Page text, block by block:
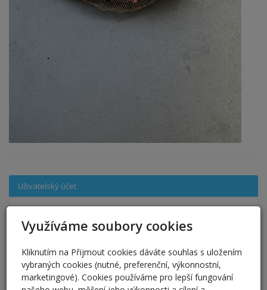
Uživatelský účet
Nová registrace|Zapomenuté heslo?
Přihlásit se
Využíváme soubory cookies
Kliknutím na Přijmout cookies dáváte souhlas s uložením
vybraných cookies (nutné, preferenční, výkonnostní,
marketingové). Cookies používáme pro lepší fungování